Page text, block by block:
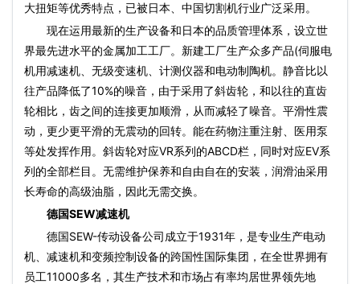
大扭矩等优秀特点，已被日本、中国切割机行业广泛采用。
现在运用最新的生产设备和日本的品质管理体系，设立世
界最先进水平的金属加工工厂。新建工厂生产众多产品(伺服电
机用减速机、无级变速机、计测仪器和电动制陶机。静音比以
往产品降低了10%的噪音，由于采用了斜齿轮，和以往的直齿
轮相比，齿之间的连接更加顺滑，从而减轻了噪音。平滑性震
动，更少更平滑的无震动的回转。能在药物注重注射、医用泵
等处发挥作用。斜齿轮对应VR系列的ABCD栏，同时对应EV系
列的全部栏目。无需维护保养和自由自在的安装，润滑油采用
长寿命的高级油脂，因此无需交换。
德国SEW减速机
德国SEW-传动设备公司成立于1931年，是专业生产电动
机、减速机和变频控制设备的跨国性国际集团，在全世界拥有
员工11000多名，其生产技术和市场占有率均居世界领先地